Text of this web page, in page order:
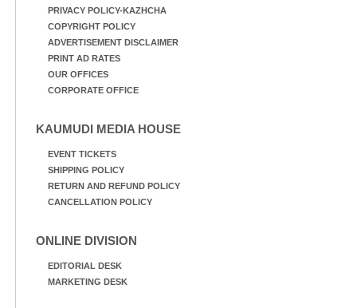
PRIVACY POLICY-KAZHCHA
COPYRIGHT POLICY
ADVERTISEMENT DISCLAIMER
PRINT AD RATES
OUR OFFICES
CORPORATE OFFICE
KAUMUDI MEDIA HOUSE
EVENT TICKETS
SHIPPING POLICY
RETURN AND REFUND POLICY
CANCELLATION POLICY
ONLINE DIVISION
EDITORIAL DESK
MARKETING DESK